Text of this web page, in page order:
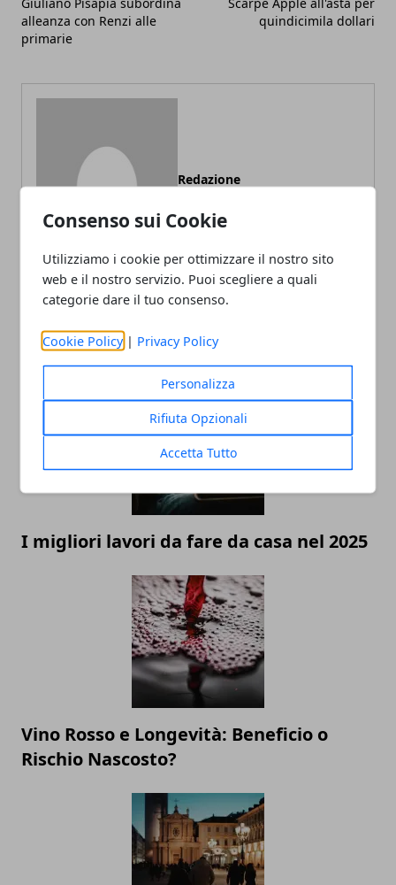
Consenso sui Cookie
Utilizziamo i cookie per ottimizzare il nostro sito
web e il nostro servizio. Puoi scegliere a quali
categorie dare il tuo consenso.
Cookie Policy | Privacy Policy
Personalizza
Rifiuta Opzionali
Accetta Tutto
alleanza con Renzi alle
primarie
quindicimila dollari
Redazione
ARTICOLI CORRELATI
I migliori lavori da fare da casa nel 2025
Vino Rosso e Longevità: Beneficio o
Rischio Nascosto?